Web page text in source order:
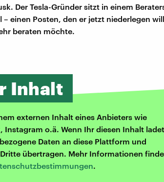
Der Tesla-Gründer sitzt in einem
einen Posten, den er jetzt niederlegen
beraten möchte.
Inhalt
externen Inhalt eines Anbieters wie
Instagram o.ä. Wenn Ihr diesen Inhalt
Daten an diese Plattform und
übertragen. Mehr Informationen
.